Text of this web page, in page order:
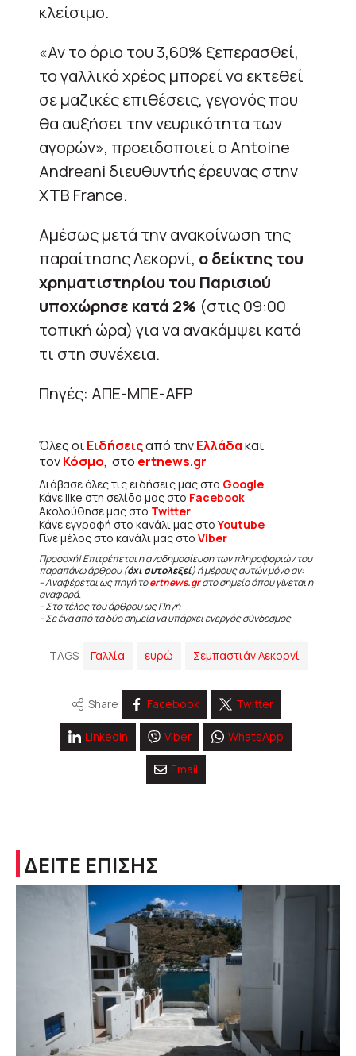
κλείσιμο.
«Αν το όριο του 3,60% ξεπερασθεί,
το γαλλικό χρέος μπορεί να εκτεθεί
σε μαζικές επιθέσεις, γεγονός που
θα αυξήσει την νευρικότητα των
αγορών», προειδοποιεί ο Antoine
Andreani διευθυντής έρευνας στην
XTB France.
Αμέσως μετά την ανακοίνωση της
παραίτησης Λεκορνί, ο δείκτης του
χρηματιστηρίου του Παρισιού
υποχώρησε κατά 2% (στις 09:00
τοπική ώρα) για να ανακάμψει κατά
τι στη συνέχεια.
Πηγές: ΑΠΕ-ΜΠΕ-AFP
Όλες οιΕιδήσειςαπό τηνΕλλάδακαι
τονΚόσμο, στο ertnews.gr
Διάβασε όλες τις ειδήσεις μας στο Google
Κάνε like στη σελίδα μας στο Facebook
Ακολούθησε μας στο Twitter
Κάνε εγγραφή στο κανάλι μας στοYoutube
Γίνε μέλος στο κανάλι μας στο Viber
Προσοχή! Επιτρέπεται η αναδημοσίευση των πληροφοριών του
παραπάνω άρθρου (όχι αυτολεξεί) ή μέρους αυτών μόνο αν:
– Αναφέρεται ως πηγή τοertnews.grστο σημείο όπου γίνεται η
αναφορά.
– Στο τέλος του άρθρου ως Πηγή
– Σε ένα από τα δύο σημεία να υπάρχει ενεργός σύνδεσμος
TAGS Γαλλία ευρώ Σεμπαστιάν Λεκορνί
Share Facebook Twitter
Linkedin Viber WhatsApp
Email
ΔΕΙΤΕ ΕΠΙΣΗΣ